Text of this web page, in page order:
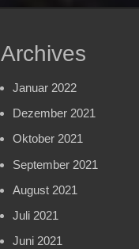
Archives
Januar 2022
Dezember 2021
Oktober 2021
September 2021
August 2021
Juli 2021
Juni 2021